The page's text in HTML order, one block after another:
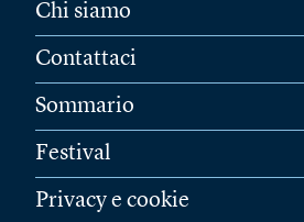
Chi siamo
Contattaci
Sommario
Festival
Privacy e cookie